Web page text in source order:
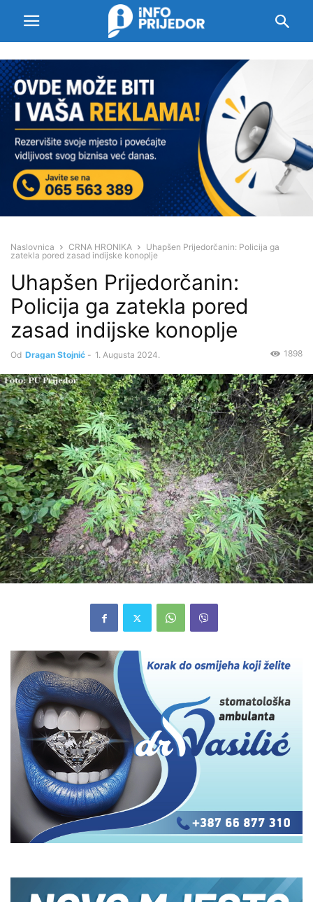
Naslovnica CRNA HRONIKA
Uhapšen Prijedorčanin: Policija ga
zatekla pored zasad indijske konoplje
Uhapšen Prijedorčanin:
Policija ga zatekla pored
zasad indijske konoplje
Od Dragan Stojnić - 1. Augusta 2024. 1898